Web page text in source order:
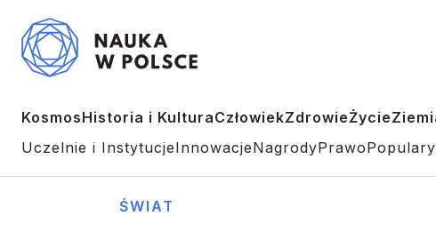
KosmosHistoria i KulturaCzłowiekZdrowieŻycie
Uczelnie i InstytucjeInnowacjeNagrodyPrawo
ŚWIAT